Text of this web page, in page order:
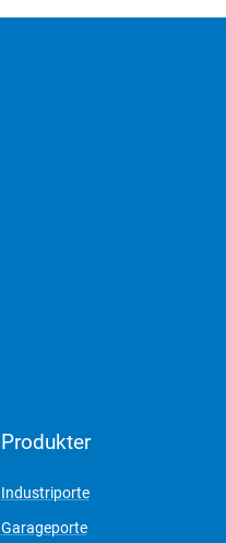
Produkter
Industriporte
Garageporte